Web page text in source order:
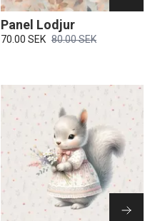
Panel Lodjur
70.00 SEK 80.00 SEK